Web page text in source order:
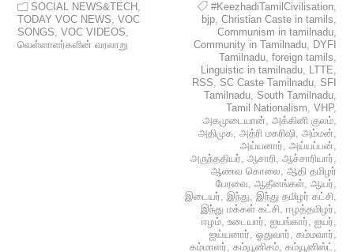
SOCIAL NEWS&TECH ,
TODAY VOC NEWS,VOC
SONGS,VOC VIDEOS,
வெள்ளாளர்களின் வரலாறு
#KeezhadiTamilCivilisation,
bjp, Christian Caste in tamils,
Communism in tamilnadu,
Community in Tamilnadu, DYFI
Tamilnadu, foreign tamils,
Linguistic in tamilnadu, LTTE,
RSS, SC Caste Tamilnadu, SFI
Tamilnadu, South Tamilnadu,
Tamil Nationalism, VHP,
அகமுடையான், அக்கினி குலம்,
அதிமுக, அத்ரி மகரிஷி, அம்மன்,
அய்யனார், அய்யப்பன்,
அருந்ததியர், ஆசாரி, ஆச்சாரியார்,
ஆணவ கொலை, ஆதி தமிழர்
பேரவை, ஆதீனங்கள், ஆயர்,
இடையர், இந்து, இந்து தமிழர் கட்சி,
இந்து மக்கள் கட்சி, ஈழத்தமிழர்,
ஈழம், உடையார், ஐயங்கார், ஐயர்,
ஐய்யனார், ஓதுவார், கம்மவார்,
கம்மாளர், கம்யூனிசம், கம்யூனிஸ்ட்,